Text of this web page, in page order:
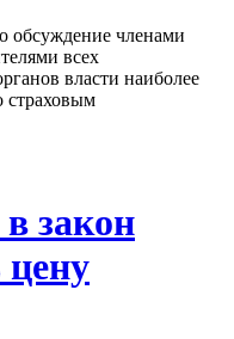
обсуждение членами
всех
власти наиболее
страховым
закон